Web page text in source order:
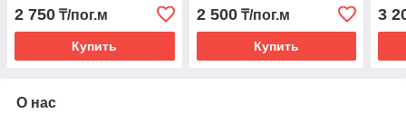
2 750 ₸/пог.м
Купить
2 500₸/пог.м
Купить
3
О нас